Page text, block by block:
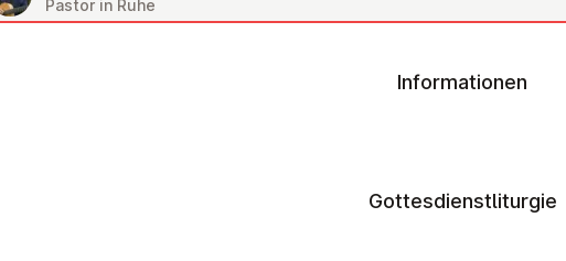
Pastor in Ruhe
Informationen
Gottesdienstliturgie